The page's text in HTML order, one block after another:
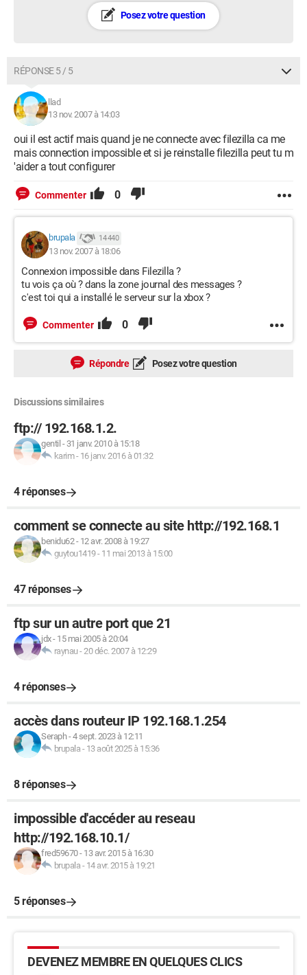
Posez votre question
RÉPONSE 5 / 5
llad
13 nov. 2007 à 14:03
oui il est actif mais quand je ne connecte avec filezilla ca me
mais connection impossible et si je reinstalle filezilla peut tu m
'aider a tout configurer
Commenter 0
brupala 14 440
13 nov. 2007 à 18:06
Connexion impossible dans Filezilla ?
tu vois ça où ? dans la zone journal des messages ?
c'est toi qui a installé le serveur sur la xbox ?
Commenter 0
Répondre Posez votre question
Discussions similaires
ftp:// 192.168.1.2.
gentil - 31 janv. 2010 à 15:18
karim- 16 janv. 2016 à 01:32
4 réponses
comment se connecte au site http://192.168.1
benidu62- 12 avr. 2008 à 19:27
guytou1419- 11 mai 2013 à 15:00
47 réponses
ftp sur un autre port que 21
jdx- 15 mai 2005 à 20:04
raynau-20 déc. 2007 à 12:29
4 réponses
accès dans routeur IP 192.168.1.254
Seraph-4 sept. 2023 à 12:11
brupala - 13 août 2025 à 15:36
8 réponses
impossible d'accéder au reseau
http://192.168.10.1/
fred59670- 13 avr. 2015 à 16:30
brupala - 14 avr. 2015 à 19:21
5 réponses
DEVENEZ MEMBRE EN QUELQUES CLICS